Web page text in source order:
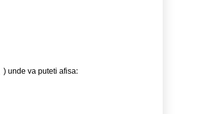
) unde va puteti afisa: